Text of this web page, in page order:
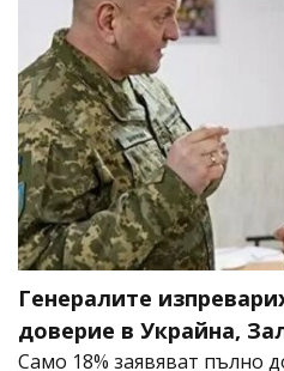
Генералите
доверие в Украйна,
Само 18% заявяват пълно